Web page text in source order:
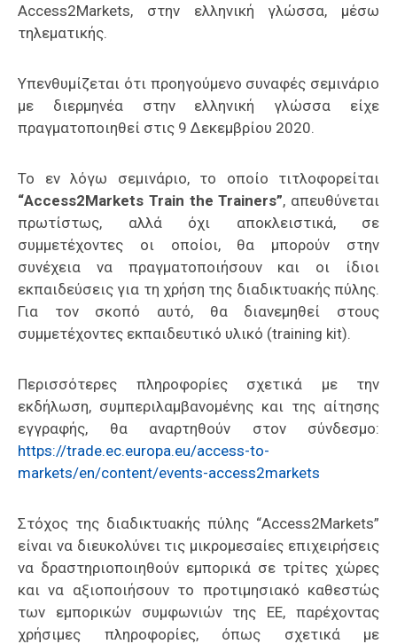
Access2Markets, στην ελληνική γλώσσα, μέσω
τηλεματικής.
Υπενθυμίζεται ότι προηγούμενο συναφές σεμινάριο
με διερμηνέα στην ελληνική γλώσσα είχε
πραγματοποιηθεί στις 9 Δεκεμβρίου 2020.
Το εν λόγω σεμινάριο, το οποίο τιτλοφορείται
“Access2Markets Train the Trainers”, απευθύνεται
πρωτίστως, αλλά όχι αποκλειστικά, σε
συμμετέχοντες οι οποίοι, θα μπορούν στην
συνέχεια να πραγματοποιήσουν και οι ίδιοι
εκπαιδεύσεις για τη χρήση της διαδικτυακής πύλης.
Για τον σκοπό αυτό, θα διανεμηθεί στους
συμμετέχοντες εκπαιδευτικό υλικό (training kit).
Περισσότερες πληροφορίες σχετικά με την
εκδήλωση, συμπεριλαμβανομένης και της αίτησης
εγγραφής, θα αναρτηθούν στον σύνδεσμο:
https://trade.ec.europa.eu/access-to-
markets/en/content/events-access2markets
Στόχος της διαδικτυακής πύλης “Access2Markets”
είναι να διευκολύνει τις μικρομεσαίες επιχειρήσεις
να δραστηριοποιηθούν εμπορικά σε τρίτες χώρες
και να αξιοποιήσουν το προτιμησιακό καθεστώς
των εμπορικών συμφωνιών της ΕΕ, παρέχοντας
χρήσιμες πληροφορίες, όπως σχετικά με